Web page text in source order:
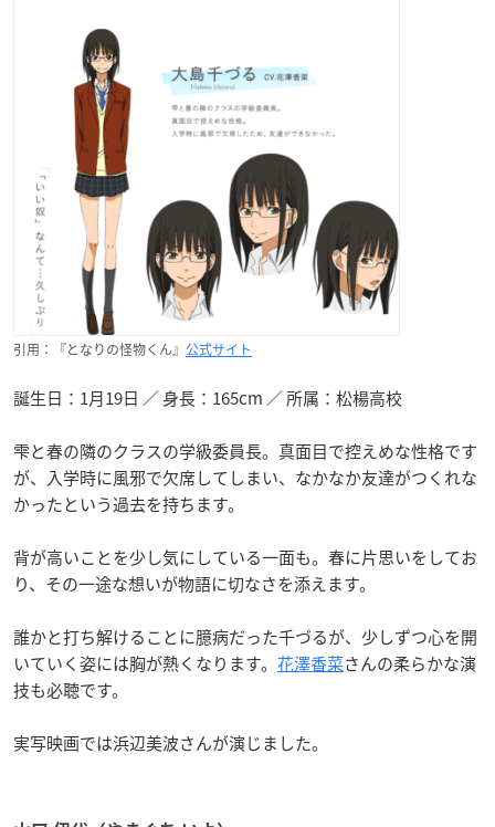
引用：『となりの怪物くん』 公式サイト
誕生日：1月19日 ／ 身長：165cm ／ 所属：松楊高校
雫と春の隣のクラスの学級委員長。真面目で控えめな性格です
が、入学時に風邪で欠席してしまい、なかなか友達がつくれな
かったという過去を持ちます。
背が高いことを少し気にしている一面も。春に片思いをしてお
り、その一途な想いが物語に切なさを添えます。
誰かと打ち解けることに臆病だった千づるが、少しずつ心を開
いていく姿には胸が熱くなります。 花澤香菜さんの柔らかな演
技も必聴です。
実写映画では浜辺美波さんが演じました。